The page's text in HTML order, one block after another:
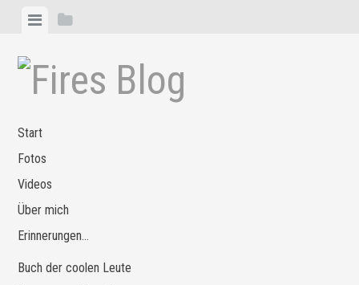
Zum
springen
MenüSeitenleiste
Start
Fotos
Videos
Über mich
Erinnerungen…
Buch der coolen Leute